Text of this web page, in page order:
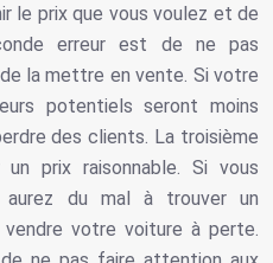
le prix que vous voulez et de
erreur est de ne pas
la mettre en vente. Si votre
potentiels seront moins
des clients. La troisième
prix raisonnable. Si vous
aurez du mal à trouver un
votre voiture à perte.